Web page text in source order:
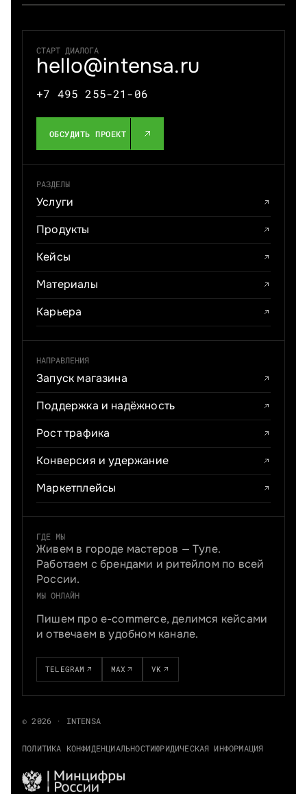
СТАРТ ДИАЛОГА
hello@intensa.ru
+7 495 255-21-06
ОБСУДИТЬ ПРОЕКТ
РАЗДЕЛЫ
Услуги
Продукты
Кейсы
Материалы
Карьера
НАПРАВЛЕНИЯ
Запуск магазина
Поддержка и надёжность
Рост трафика
Конверсия и удержание
Маркетплейсы
ГДЕ МЫ
Живем в городе мастеров — Туле.
Работаем с брендами и ритейлом по всей
России.
МЫ ОНЛАЙН
Пишем про e-commerce, делимся кейсами
и отвечаем в удобном канале.
TELEGRAM MAX VK
© 2026 · INTENSA
ПОЛИТИКА КОНФИДЕНЦИАЛЬНОСТИЮРИДИЧЕСКАЯ ИНФОРМАЦИЯ